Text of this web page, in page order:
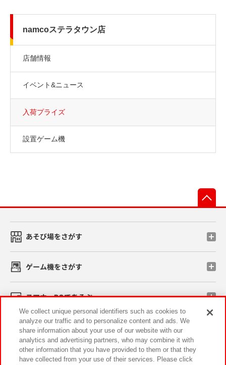
namcoステラタウン店
店舗情報
イベント&ニュース
入荷プライズ
設置ゲーム機
あそび場をさがす
ゲーム機をさがす
スマホ・PCであそぶ
イベント・キャンペーン
We collect unique personal identifiers such as cookies to
analyze our traffic and to personalize content and ads. We
share information about your use of our website with our
analytics and advertising partners, who may combine it with
other information that you have provided to them or that they
have collected from your use of their services. Please click